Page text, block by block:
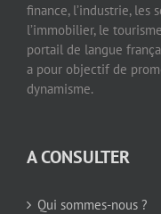
finance, l’industrie, les
l’immobilier, le
portail de langue
a pour objectif de
dynamisme.
A CONSULTER
Qui sommes-nous ?